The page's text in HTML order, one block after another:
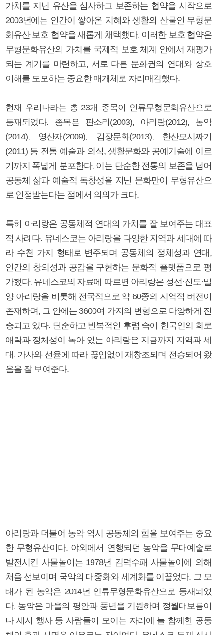
가치를 지닌 유산을 심사하고 보존하는 협약을 시작으로
2003년에는 인간이 쌓아온 지혜와 생활의 산물인 무형문
화유산 보호 협약을 새롭게 채택했다. 이러한 보호 협약은
무형문화유산의 가치를 국제적 보호 체계 안에서 재평가
되는 계기를 마련하고, 서로 다른 문화권의 연대와 상호
이해를 도모하는 중요한 매개체로 자리매김했다.
현재 우리나라는 총 23개 종목이 인류무형문화유산으로
등재되었다. 종목은 판소리(2003), 아리랑(2012), 농악
(2014), 영산재(2009), 김장문화(2013), 한산모시짜기
(2011) 등 전통 예술과 의식, 생활문화와 공예기술에 이르
기까지 폭넓게 분포한다. 이는 단순한 전통의 보존을 넘어
공동체 삶과 예술적 독창성을 지닌 문화만이 무형유산으
로 인정받는다는 점에서 의의가 크다.
특히 아리랑은 공동체적 연대의 가치를 잘 보여주는 대표
적 사례다. 유네스코는 아리랑을 다양한 지역과 세대에 따
라 수천 가지 형태로 변주되며 공동체의 정체성과 연대,
인간의 창의성과 공감을 구현하는 문화적 플랫폼으로 평
가했다. 유네스코의 자료에 따르면 아리랑은 정선·진도·밀
양 아리랑을 비롯해 전국적으로 약 60종의 지역적 버전이
존재하며, 그 안에는 3600여 가지의 변형으로 다양하게 전
승되고 있다. 단순하고 반복적인 후렴 속에 한국인의 희로
애락과 정체성이 녹아 있는 아리랑은 지금까지 지역과 세
대, 가사와 선율에 따라 끊임없이 재창조되며 전승되어 왔
음을 잘 보여준다.
아리랑과 더불어 농악 역시 공동체의 힘을 보여주는 중요
한 무형유산이다. 야외에서 연행되던 농악을 무대예술로
발전시킨 사물놀이는 1978년 김덕수패 사물놀이에 의해
처음 선보이며 국악의 대중화와 세계화를 이끌었다. 그 모
태가 된 농악은 2014년 인류무형문화유산으로 등재되었
다. 농악은 마을의 평안과 풍년을 기원하며 정월대보름이
나 세시 행사 등 사람들이 모이는 자리에 늘 함께한 공동